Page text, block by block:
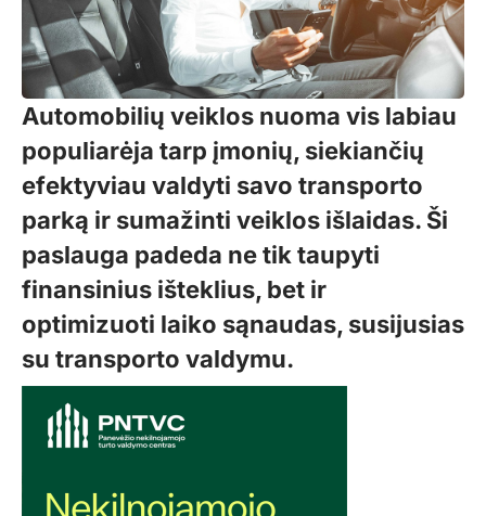
Automobilių veiklos nuoma vis labiau
populiarėja tarp įmonių, siekiančių
efektyviau valdyti savo transporto
parką ir sumažinti veiklos išlaidas. Ši
paslauga padeda ne tik taupyti
finansinius išteklius, bet ir
optimizuoti laiko sąnaudas, susijusias
su transporto valdymu.